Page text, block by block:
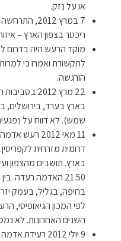
או על נזק.
ריכטר בצפון הארץ –
מוקד הרעש היה בדרום
לתקשורת ואמרו כי
הורגשה.
בארץ בערד, בירושלים,
שמש). לא דווח על
דרומית מזרחית
בארץ. תושבים מהצפון
21:50 האדמה
בחיפה, בגליל, בעמק
השנים האחרונות. לא